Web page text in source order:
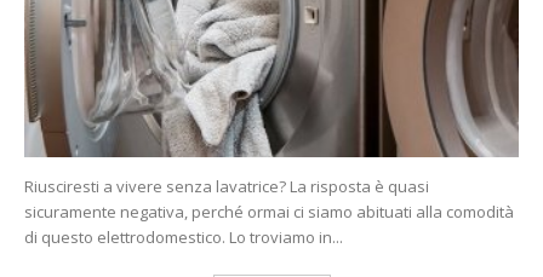
Riusciresti a vivere senza lavatrice? La risposta è quasi
sicuramente negativa, perché ormai ci siamo abituati alla comodità
di questo elettrodomestico. Lo troviamo in...